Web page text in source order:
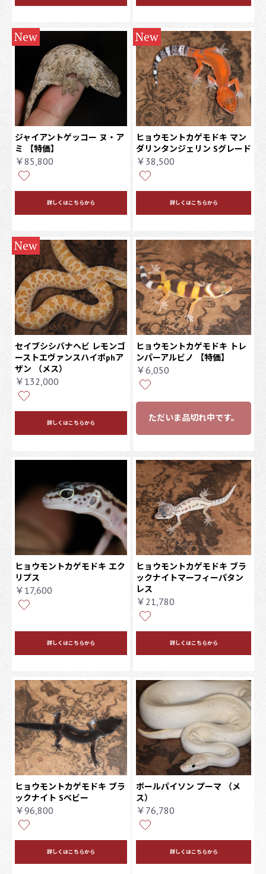
New
ジャイアントゲッコー ヌ・ア
ミ 【特価】
￥85,800
詳しくはこちらから
New
ヒョウモントカゲモドキ マン
ダリンタンジェリン Sグレード
￥38,500
詳しくはこちらから
New
セイブシシバナヘビ レモンゴ
ーストエヴァンスハイポphア
ザン
（メス）
￥132,000
詳しくはこちらから
ヒョウモントカゲモドキ トレ
ンパーアルビノ 【特価】
￥6,050
ただいま品切れ中です。
ヒョウモントカゲモドキ エク
リプス
￥17,600
詳しくはこちらから
ヒョウモントカゲモドキ ブラ
ックナイトマーフィーパタン
レス
￥21,780
詳しくはこちらから
ヒョウモントカゲモドキ ブラ
ックナイト Sベビー
￥96,800
詳しくはこちらから
ボールパイソン プーマ
（メ
ス）
￥76,780
詳しくはこちらから